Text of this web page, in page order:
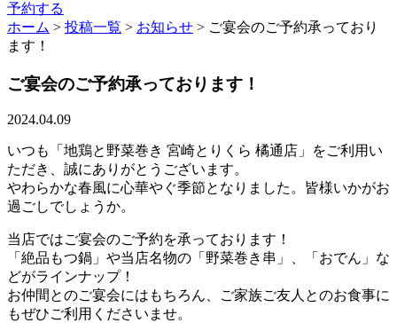
予約する
ホーム > 投稿一覧 > お知らせ > ご宴会のご予約承っており
ます！
ご宴会のご予約承っております！
2024.04.09
いつも「地鶏と野菜巻き 宮崎とりくら 橘通店」をご利用い
ただき、誠にありがとうございます。
やわらかな春風に心華やぐ季節となりました。皆様いかがお
過ごしでしょうか。
当店ではご宴会のご予約を承っております！
「絶品もつ鍋」や当店名物の「野菜巻き串」、「おでん」な
どがラインナップ！
お仲間とのご宴会にはもちろん、ご家族ご友人とのお食事に
もぜひご利用くださいませ。